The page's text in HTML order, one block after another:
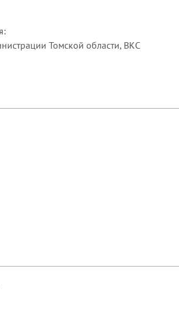
Томской области, ВКС